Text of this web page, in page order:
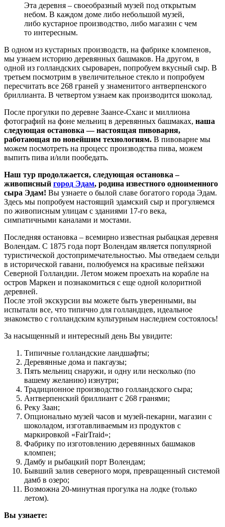
Эта деревня – своеобразный музей под открытым
небом. В каждом доме либо небольшой музей,
либо кустарное производство, либо магазин с чем
то интересным.
В одном из кустарных производств, на фабрике кломпенов,
мы узнаем историю деревянных башмаков. На другом, в
одной из голландских сыроварен, попробуем вкусный сыр. В
третьем посмотрим в увеличительное стекло и попробуем
пересчитать все 268 граней у знаменитого антверпенского
бриллианта. В четвертом узнаем как производится шоколад.
После прогулки по деревне Заансе-Сханс и миллиона
фотографий на фоне мельниц в деревянных башмаках, наша
следующая остановка — настоящая пивоварня,
работающая по новейшим технологиям. В пивоварне мы
можем посмотреть на процесс производства пива, можем
выпить пива и/или пообедать.
Наш тур продолжается, следующая остановка –
живописный город Эдам, родина известного одноименного
сыра Эдам! Вы узнаете о былой славе богатого города Эдам.
Здесь мы попробуем настоящий эдамский сыр и прогуляемся
по живописным улицам с зданиями 17-го века,
симпатичными каналами и мостами.
Последняя остановка – всемирно известная рыбацкая деревня
Волендам. С 1875 года порт Волендам является популярной
туристической достопримечательностью. Мы отведаем сельди
в исторической гавани, полюбуемся на красивые пейзажи
Северной Голландии. Летом можем проехать на корабле на
остров Маркен и познакомиться с еще одной колоритной
деревней.
После этой экскурсии вы можете быть уверенными, вы
испытали все, что типично для голландцев, идеальное
знакомство с голландским культурным наследием состоялось!
За насыщенный и интересный день Вы увидите:
Типичные голландские ландшафты;
Деревянные дома и пакгаузы;
Пять мельниц снаружи, и одну или несколько (по
вашему желанию) изнутри;
Традиционное производство голландского сыра;
Антверпенский бриллиант с 268 гранями;
Реку Заан;
Опционально музей часов и музей-пекарни, магазин с
шоколадом, изготавливаемым из продуктов с
маркировкой «FairTraid»;
Фабрику по изготовлению деревянных башмаков
кломпен;
Дамбу и рыбацкий порт Волендам;
Бывший залив северного моря, превращенный системой
дамб в озеро;
Возможна 20-минутная прогулка на лодке (только
летом).
Вы узнаете: